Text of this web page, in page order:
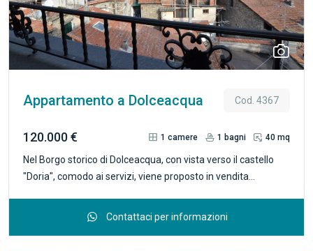
Appartamento a Dolceacqua Cod. 4367
120.000 € 1camere 1 bagni 40 mq
Nel Borgo storico di Dolceacqua, con vista verso il castello
"Doria", comodo ai servizi, viene proposto in vendita
nuovo, situato al quinto e ultimo piano senza ascensore, con
Contattaci per informazioni